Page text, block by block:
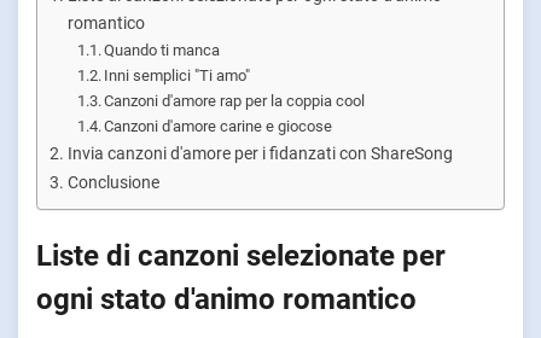
romantico
Quando ti manca
Inni semplici "Ti amo"
Canzoni d'amore rap per la coppia cool
Canzoni d'amore carine e giocose
Invia canzoni d'amore per i fidanzati con ShareSong
Conclusione
Liste di canzoni selezionate per
ogni stato d'animo romantico